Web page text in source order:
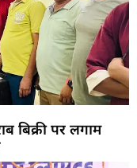
बिक्री पर लगाम